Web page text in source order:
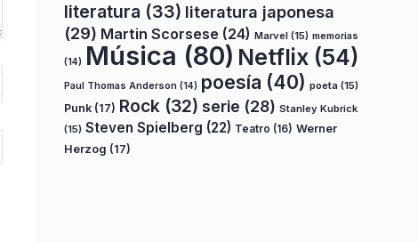
literatura (33) literatura japonesa
(29) Martin Scorsese (24) Marvel (15) memorias
(14) Música (80) Netflix (54)
Paul Thomas Anderson (14) poesía (40) poeta (15)
Punk (17) Rock (32) serie (28) Stanley Kubrick
(15) Steven Spielberg (22) Teatro (16) Werner
Herzog (17)